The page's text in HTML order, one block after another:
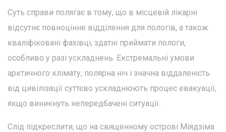
Суть справи полягає в тому, що в місцевій лікарні
відсутнє повноцінне відділення для пологів, а також
кваліфіковані фахівці, здатні приймати пологи,
особливо у разі ускладнень. Екстремальні умови
арктичного клімату, полярна ніч і значна віддаленість
від цивілізації суттєво ускладнюють процес евакуації,
якщо виникнуть непередбачені ситуації.
Слід підкреслити, що на священному острові Міядзіма